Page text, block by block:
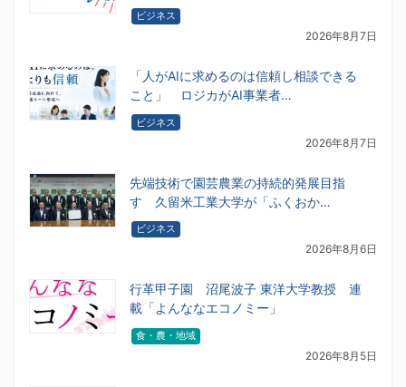
ビジネス
2026年8月7日
「人がAIに求めるのは信頼し相談できる
こと」 ロジカがAI事業者…
ビジネス
2026年8月7日
先端技術で園芸農業の持続的発展目指
す 久留米工業大学が「ふくおか…
ビジネス
2026年8月6日
行革甲子園 沼尾波子 東洋大学教授 連
載「よんななエコノミー」
食・農・地域
2026年8月5日